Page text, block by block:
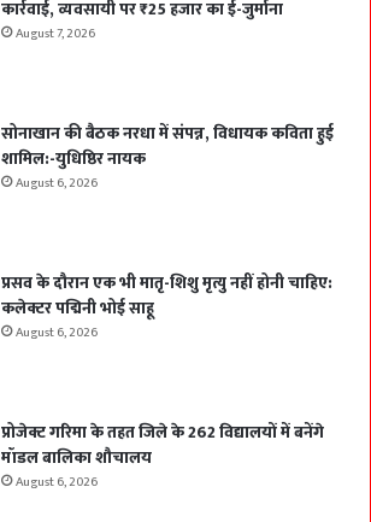
कार्रवाई, व्यवसायी पर ₹25 हजार का ई-जुर्माना
August 7, 2026
सोनाखान की बैठक नरधा में संपन्न, विधायक कविता हुई
शामिल:-युधिष्ठिर नायक
August 6, 2026
प्रसव के दौरान एक भी मातृ-शिशु मृत्यु नहीं होनी चाहिए:
कलेक्टर पद्मिनी भोई साहू
August 6, 2026
प्रोजेक्ट गरिमा के तहत जिले के 262 विद्यालयों में बनेंगे
मॉडल बालिका शौचालय
August 6, 2026